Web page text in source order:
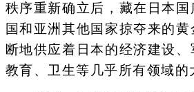
秩序重新确立后，藏在日本国
国和亚洲其他国家掠夺来的
断地供应着日本的经济建设
教育、卫生等几乎所有领域的